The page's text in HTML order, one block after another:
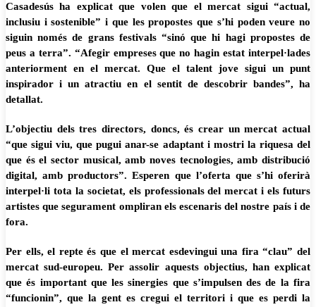
Casadesús ha explicat que volen que el mercat sigui “actual,
inclusiu i sostenible” i que les propostes que s’hi poden veure no
siguin només de grans festivals “sinó que hi hagi propostes de
peus a terra”. “Afegir empreses que no hagin estat interpel·lades
anteriorment en el mercat. Que el talent jove sigui un punt
inspirador i un atractiu en el sentit de descobrir bandes”, ha
detallat.
L’objectiu dels tres directors, doncs, és crear un mercat actual
“que sigui viu, que pugui anar-se adaptant i mostri la riquesa del
que és el sector musical, amb noves tecnologies, amb distribució
digital, amb productors”. Esperen que l’oferta que s’hi oferirà
interpel·li tota la societat, els professionals del mercat i els futurs
artistes que segurament ompliran els escenaris del nostre país i de
fora.
Per ells, el repte és que el mercat esdevingui una fira “clau” del
mercat sud-europeu. Per assolir aquests objectius, han explicat
que és important que les sinergies que s’impulsen des de la fira
“funcionin”, que la gent es cregui el territori i que es perdi la